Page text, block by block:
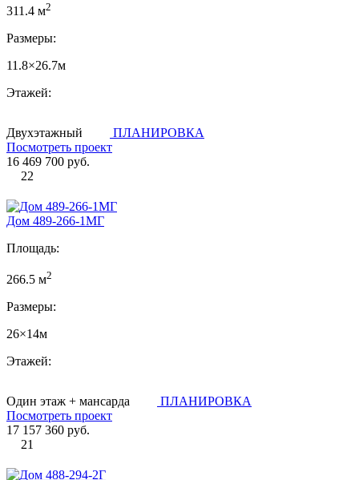
311.4 м2
Размеры:
11.8×26.7м
Этажей:
Двухэтажный
ПЛАНИРОВКА
Посмотреть проект
16 469 700 руб.
22
Дом 489-266-1МГ
Площадь:
266.5 м2
Размеры:
26×14м
Этажей:
Один этаж + мансарда
ПЛАНИРОВКА
Посмотреть проект
17 157 360 руб.
21